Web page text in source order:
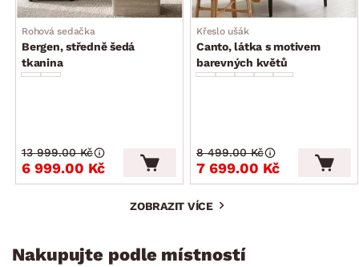
Rohová sedačka
Bergen, středně šedá
tkanina
6 999.00 Kč
13 999.00 Kč
Křeslo ušák
Canto, látka s motivem
barevných květů
7 699.00 Kč
8 499.00 Kč
ZOBRAZIT VÍCE
Nakupujte podle místností